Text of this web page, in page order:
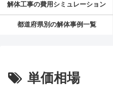
解体工事の費用シミュレーション
都道府県別の解体事例一覧
単価相場